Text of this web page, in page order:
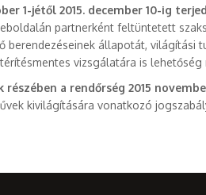
1-jétől 2015. december 10-ig
partnerként feltüntetett
berendezéseinek állapotát, világítási
vizsgálatára is lehetőség
részében a rendőrség 2015
kivilágítására vonatkozó